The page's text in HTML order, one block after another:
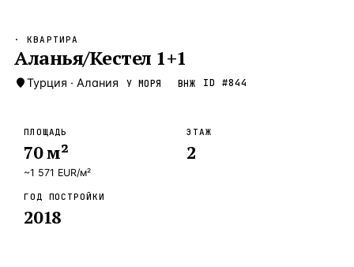
Новороссийск —Локация
Стамбул —Локация
ЧАСТО ИЩУТ
Россия
· КВАРТИРА
Аланья/Кестел 1+1
Турция · Алания У МОРЯ ВНЖ ID #844
ПЛОЩАДЬ
70м²
~1 571 EUR/м²
ЭТАЖ
2
ГОД ПОСТРОЙКИ
2018